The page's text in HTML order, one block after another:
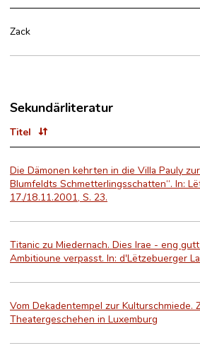
Zack
Sekundärliteratur
Titel
Die Dämonen kehrten in die Villa Pauly
Blumfeldts Schmetterlingsschatten“. In:
17./18.11.2001, S. 23.
Titanic zu Miedernach. Dies Irae - eng
Ambitioune verpasst. In: d'Lëtzebuerger
Vom Dekadentempel zur Kulturschmiede.
Theatergeschehen in Luxemburg